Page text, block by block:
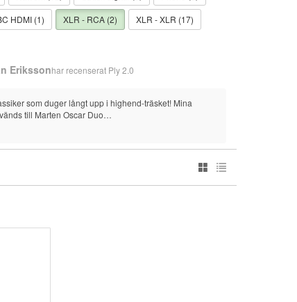
HDMI (1) XLR - RCA (2) XLR - XLR (17)
Erikssonhar recenserat Ply 2.0
som duger långt upp i highend-träsket! Mina
till Marten Oscar Duo…